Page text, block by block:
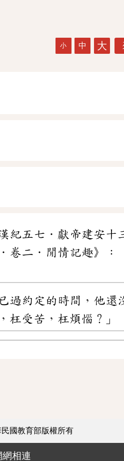
小 中 大
紀五七．獻帝建安十
卷二．閒情記趣》：
過約定的時間，他還
枉受苦，枉煩惱？」
國教育部版權所有
網相連